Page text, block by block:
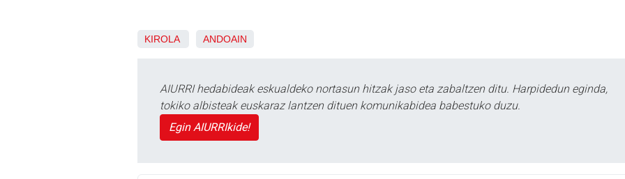
KIROLA ANDOAIN
AIURRI hedabideak eskualdeko nortasun hitzak jaso eta zabaltzen ditu. Harpidedun eginda,
tokiko albisteak euskaraz lantzen dituen komunikabidea babestuko duzu.
Egin AIURRIkide!